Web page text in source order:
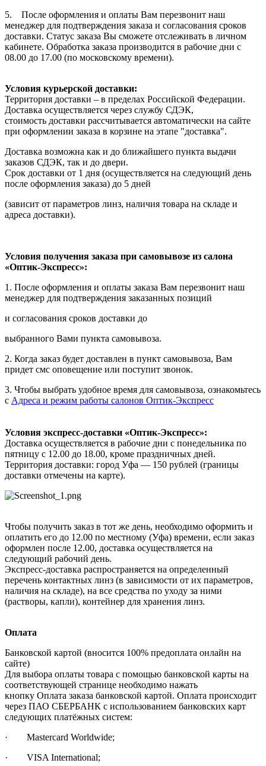
5. После оформления и оплаты Вам перезвонит наш
менеджер для подтверждения заказа и согласования сроков
доставки. Статус заказа Вы сможете отслеживать в личном
кабинете. Обработка заказа производится в рабочие дни с
08.00 до 17.00 (по московскому времени).
Условия курьерской доставки:
Территория доставки – в пределах Российской Федерации.
Доставка осуществляется через службу СДЭК,
стоимость доставки рассчитывается автоматически на сайте
при оформлении заказа в корзине на этапе "доставка".
Доставка возможна как и до ближайшего пункта выдачи
заказов СДЭК, так и до двери.
Срок доставки от 1 дня (осуществляется на следующий день
после оформления заказа) до 5 дней
(зависит от параметров линз, наличия товара на складе и
адреса доставки).
Условия получения заказа при самовывозе из салона
«Оптик-Экспресс»:
1. После оформления и оплаты заказа Вам перезвонит наш
менеджер для подтверждения заказанных позиций
и согласования сроков доставки до
выбранного Вами пункта самовывоза.
2. Когда заказ будет доставлен в пункт самовывоза, Вам
придет смс оповещение или поступит звонок.
3. Чтобы выбрать удобное время для самовывоза, ознакомьтесь
с Адреса и режим работы салонов Оптик-Экспресс
Условия экспресс-доставки «Оптик-Экспресс»:
Доставка осуществляется в рабочие дни с понедельника по
пятницу с 12.00 до 18.00, кроме праздничных дней.
Территория доставки: город Уфа — 150 рублей (границы
доставки отмечены на карте).
Чтобы получить заказ в тот же день, необходимо оформить и
оплатить его до 12.00 по местному (Уфа) времени, если заказ
оформлен после 12.00, доставка осуществляется на
следующий рабочий день.
Экспресс-доставка распространяется на определенный
перечень контактных линз (в зависимости от их параметров,
наличия на складе), на все средства по уходу за ними
(растворы, капли), контейнер для хранения линз.
Оплата
Банковской картой (вносится 100% предоплата онлайн на
сайте)
Для выбора оплаты товара с помощью банковской карты на
соответствующей странице необходимо нажать
кнопку Оплата заказа банковской картой. Оплата происходит
через ПАО СБЕРБАНК с использованием банковских карт
следующих платёжных систем:
· Mastercard Worldwide;
· VISA International;